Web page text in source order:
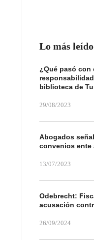
Lo más leído
¿Qué pasó con
biblioteca de
29/08/2023
Abogados
convenios ente
13/07/2023
Odebrecht:
acusación
26/09/2024